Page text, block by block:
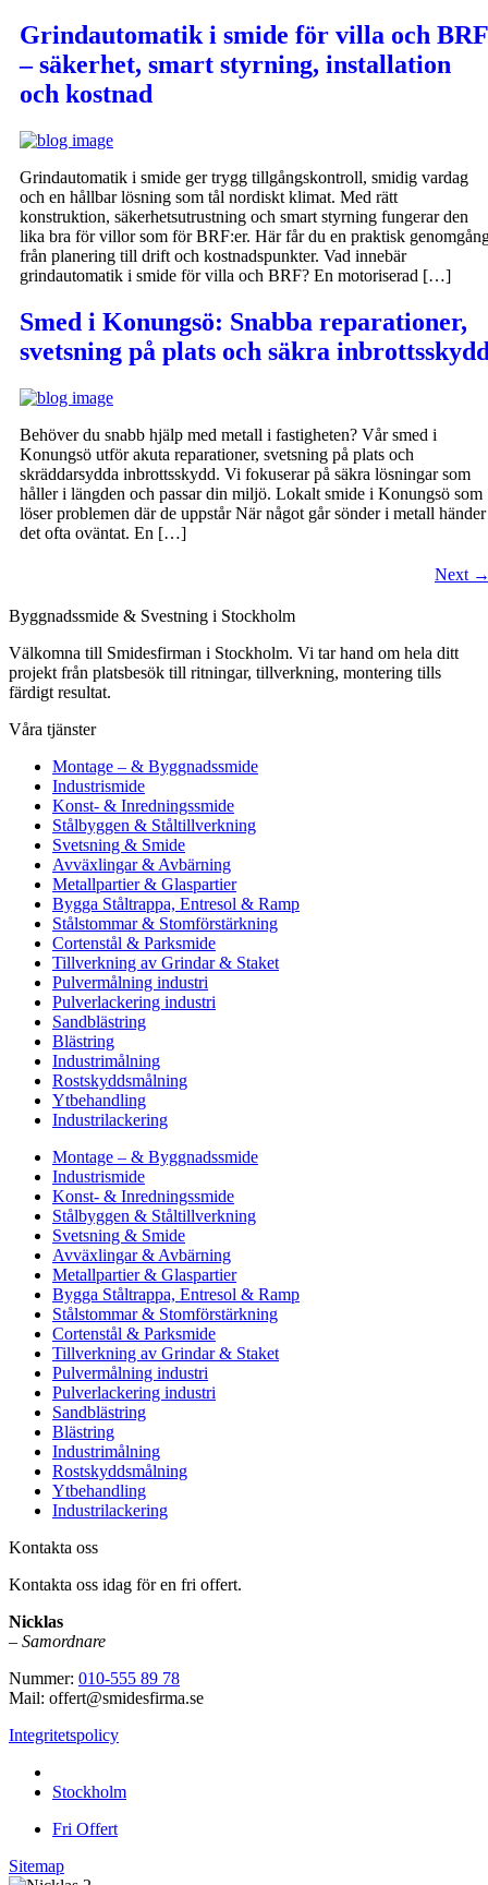
Grindautomatik i smide för villa och BRF
– säkerhet, smart styrning, installation
och kostnad
Grindautomatik i smide ger trygg tillgångskontroll, smidig vardag
och en hållbar lösning som tål nordiskt klimat. Med rätt
konstruktion, säkerhetsutrustning och smart styrning fungerar den
lika bra för villor som för BRF:er. Här får du en praktisk
från planering till drift och kostnadspunkter. Vad innebär
grindautomatik i smide för villa och BRF? En motoriserad […]
Smed i Konungsö: Snabba reparationer,
svetsning på plats och säkra
Behöver du snabb hjälp med metall i fastigheten? Vår smed i
Konungsö utför akuta reparationer, svetsning på plats och
skräddarsydda inbrottsskydd. Vi fokuserar på säkra lösningar som
håller i längden och passar din miljö. Lokalt smide i Konungsö som
löser problemen där de uppstår När något går sönder i metall händer
det ofta oväntat. En […]
Next
Byggnadssmide & Svestning i Stockholm
Välkomna till Smidesfirman i Stockholm. Vi tar hand om hela ditt
projekt från platsbesök till ritningar, tillverkning, montering tills
färdigt resultat.
Våra tjänster
Montage – & Byggnadssmide
Industrismide
Konst- & Inredningssmide
Stålbyggen & Ståltillverkning
Svetsning & Smide
Avväxlingar & Avbärning
Metallpartier & Glaspartier
Bygga Ståltrappa, Entresol & Ramp
Stålstommar & Stomförstärkning
Cortenstål & Parksmide
Tillverkning av Grindar & Staket
Pulvermålning industri
Pulverlackering industri
Sandblästring
Blästring
Industrimålning
Rostskyddsmålning
Ytbehandling
Industrilackering
Montage – & Byggnadssmide
Industrismide
Konst- & Inredningssmide
Stålbyggen & Ståltillverkning
Svetsning & Smide
Avväxlingar & Avbärning
Metallpartier & Glaspartier
Bygga Ståltrappa, Entresol & Ramp
Stålstommar & Stomförstärkning
Cortenstål & Parksmide
Tillverkning av Grindar & Staket
Pulvermålning industri
Pulverlackering industri
Sandblästring
Blästring
Industrimålning
Rostskyddsmålning
Ytbehandling
Industrilackering
Kontakta oss
Kontakta oss idag för en fri offert.
Nicklas
– Samordnare
Nummer: 010-555 89 78
Mail: offert@smidesfirma.se
Integritetspolicy
Stockholm
Fri Offert
Sitemap